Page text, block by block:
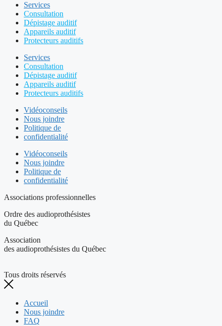
Services
Consultation
Dépistage auditif
Appareils auditif
Protecteurs auditifs
Services
Consultation
Dépistage auditif
Appareils auditif
Protecteurs auditifs
Vidéoconseils
Nous joindre
Politique de
confidentialité
Vidéoconseils
Nous joindre
Politique de
confidentialité
Associations professionnelles
Ordre des audioprothésistes
du Québec
Association
des audioprothésistes du Québec
Tous droits réservés
Accueil
Nous joindre
FAQ